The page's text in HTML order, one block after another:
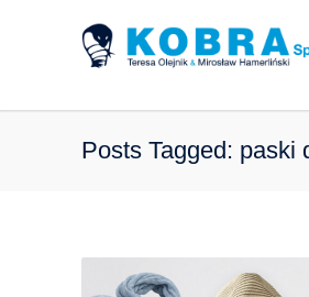
Posts Tagged: paski